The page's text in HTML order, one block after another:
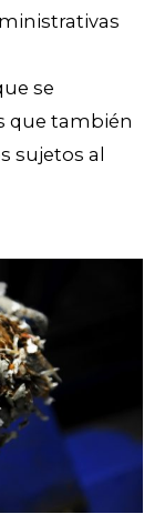
se
que también
sujetos al